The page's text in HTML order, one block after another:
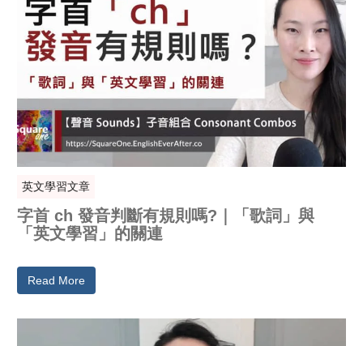
英文學習文章
字首 ch 發音判斷有規則嗎?｜「歌詞」與
「英文學習」的關連
Read More